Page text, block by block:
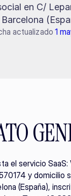
en C/
Barcelona
actualizado 1
el servicio
y domicilio
(España),